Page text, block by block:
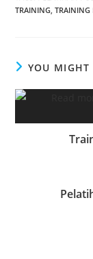
TRAINING, TRAINING
YOU MIGHT